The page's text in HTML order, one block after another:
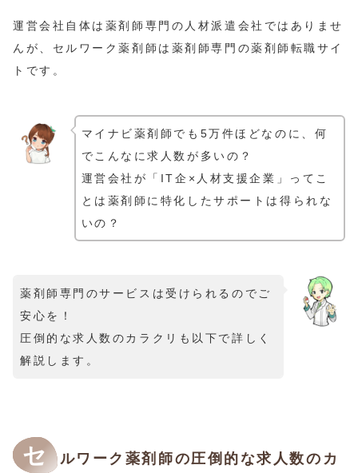
運営会社自体は薬剤師専門の人材派遣会社ではありませ
んが、セルワーク薬剤師は薬剤師専門の薬剤師転職サイ
トです。
マイナビ薬剤師でも5万件ほどなのに、何
でこんなに求人数が多いの？
運営会社が「IT企×人材支援企業」ってこ
とは薬剤師に特化したサポートは得られな
いの？
薬剤師専門のサービスは受けられるのでご
安心を！
圧倒的な求人数のカラクリも以下で詳しく
解説します。
セ
ルワーク薬剤師の圧倒的な求人数のカ